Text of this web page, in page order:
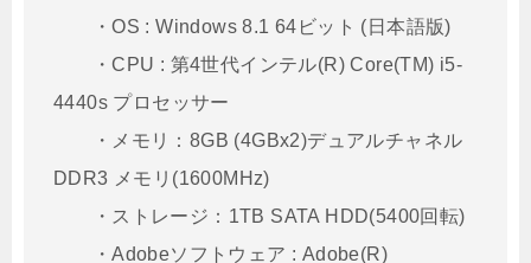
・OS : Windows 8.1 64ビット (日本語版)
・CPU : 第4世代インテル(R) Core(TM) i5-
4440s プロセッサー
・メモリ：8GB (4GBx2)デュアルチャネル
DDR3 メモリ(1600MHz)
・ストレージ：1TB SATA HDD(5400回転)
・Adobeソフトウェア : Adobe(R)